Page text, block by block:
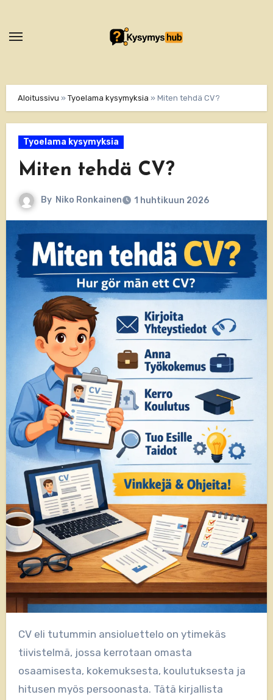
content
Aloitussivu » Tyoelama kysymyksia » Miten tehdä CV?
Tyoelama kysymyksia
Miten tehdä CV?
By Niko Ronkainen 1 huhtikuun 2026
CV eli tutummin ansioluettelo on ytimekäs
tiivistelmä, jossa kerrotaan omasta
osaamisesta, kokemuksesta, koulutuksesta ja
hitusen myös persoonasta. Tätä kirjallista